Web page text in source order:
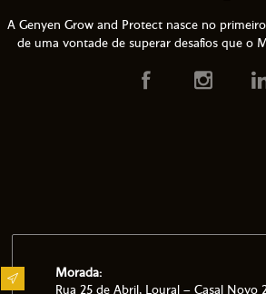
A Genyen Grow and Protect nasce no
de uma vontade de superar desafios que o
Morada:
Rua 25 de Abril, Loural – Casal Novo